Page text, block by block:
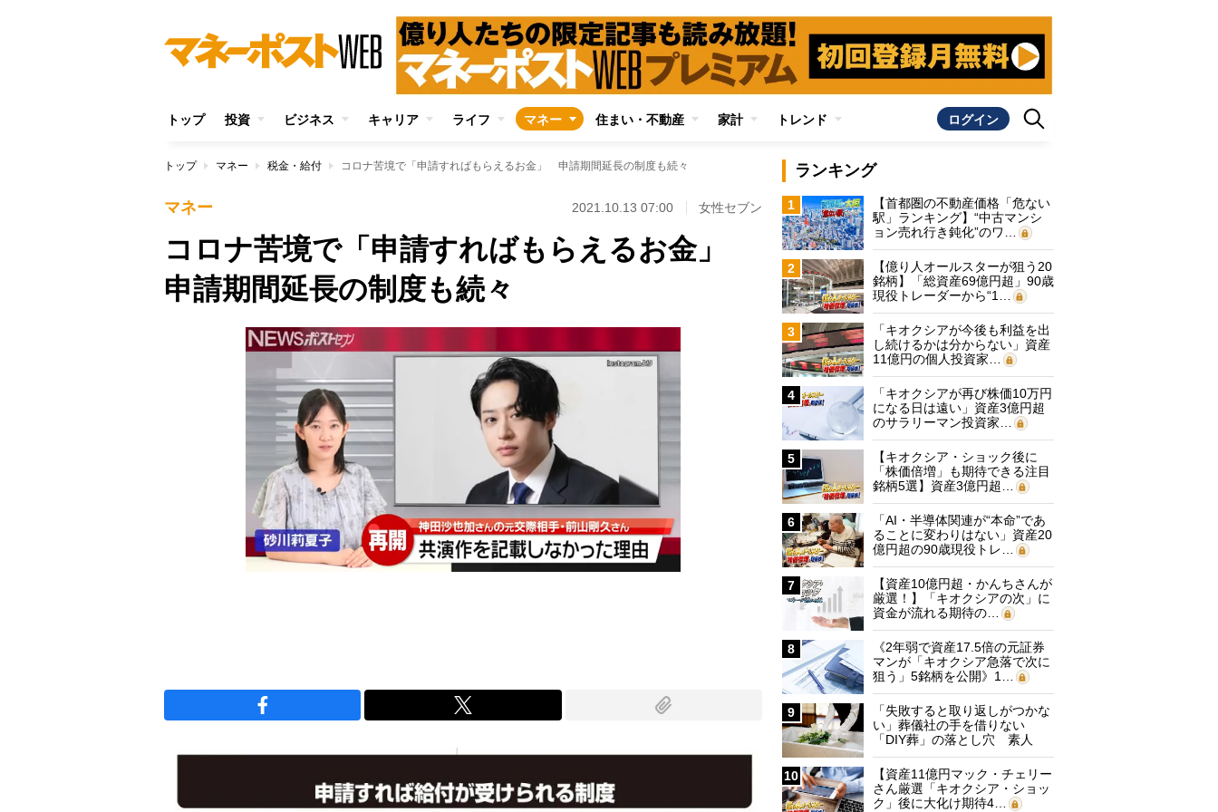
トップ 投資 ビジネス キャリア ライフ マネー 住まい・不動産 家計 トレンド ログイン
トップ マネー 税金・給付 コロナ苦境で「申請すればもらえるお金」 申請期間延長の制度も続々
マネー 2021.10.13 07:00 女性セブン
コロナ苦境で「申請すればもらえるお金」
申請期間延長の制度も続々
ランキング
1
【首都圏の不動産価格「危ない
駅」ランキング】“中古マンシ
ョン売れ行き鈍化”のワ…
2
【億り人オールスターが狙う20
銘柄】「総資産69億円超」90歳
現役トレーダーから“1…
3
「キオクシアが今後も利益を出
し続けるかは分からない」資産
11億円の個人投資家…
4
「キオクシアが再び株価10万円
になる日は遠い」資産3億円超
のサラリーマン投資家…
5
【キオクシア・ショック後に
「株価倍増」も期待できる注目
銘柄5選】資産3億円超…
6
「AI・半導体関連が“本命”であ
ることに変わりはない」資産20
億円超の90歳現役トレ…
7
【資産10億円超・かんちさんが
厳選！】「キオクシアの次」に
資金が流れる期待の…
8
《2年弱で資産17.5倍の元証券
マンが「キオクシア急落で次に
狙う」5銘柄を公開》1…
9
「失敗すると取り返しがつかな
い」葬儀社の手を借りない
「DIY葬」の落とし穴 素人
に…
10
【資産11億円マック・チェリー
さん厳選「キオクシア・ショッ
ク」後に大化け期待4…